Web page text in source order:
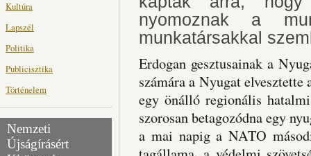
Kultúra
Lapszél
Politika
Publicisztika
Történelem
Nemzeti
Újságírásért
nyomoznak a
munkatársakkal
Erdogan gesztusainak a
számára a Nyugat
egy önálló regionális
szorosan betagozódna egy
a mai napig a NATO